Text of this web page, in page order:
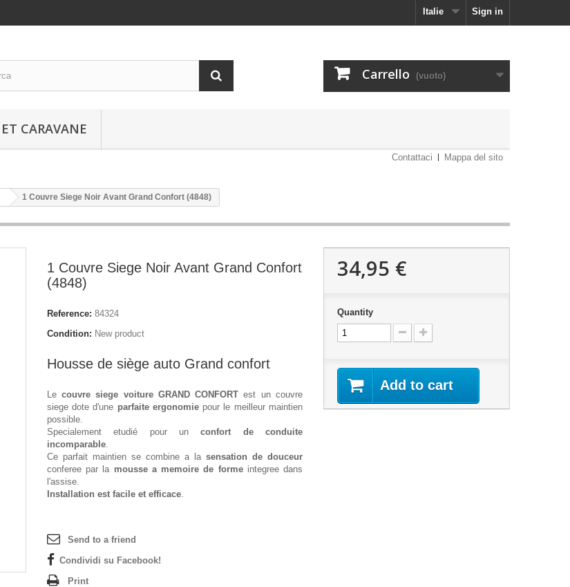
Sign in
Italie
Carrello (vuoto)
CARAVANE
Contattaci Mappa del sito
1 Couvre Siege Noir Avant Grand Confort (4848)
1 Couvre Siege Noir Avant Grand Confort
(4848)
Reference: 84324
Condition: New product
Housse de siège auto Grand confort
Lecouvre siege voiture GRAND CONFORT est un couvre
siege dote d'une parfaite ergonomie pour le meilleur maintien
possible.
Specialement etudié pour unconfort de conduite
incomparable.
Ce parfait maintien se combine a la sensation de douceur
conferee par la mousse a memoire de formeintegree dans
l'assise.
Installation est facile et efficace.
Send to a friend
Condividi su Facebook!
Print
34,95 €
Quantity
Add to cart